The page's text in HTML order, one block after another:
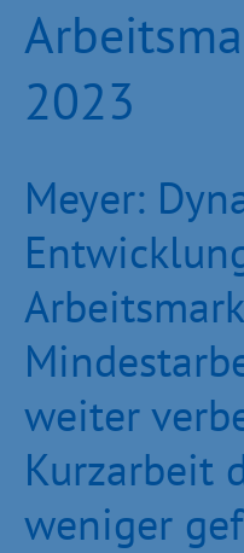
2023
Meyer:
weiter
Kurzarbeit
weniger